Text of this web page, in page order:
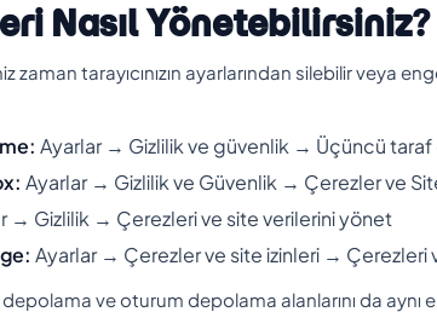
Nasıl Yönetebilirsiniz?
zaman tarayıcınızın ayarlarından silebilir veya
Ayarlar → Gizlilik ve güvenlik → Üçüncü taraf
Ayarlar → Gizlilik ve Güvenlik → Çerezler ve
→ Gizlilik → Çerezleri ve site verilerini yönet
Ayarlar → Çerezler ve site izinleri → Çerezleri
depolama ve oturum depolama alanlarını da